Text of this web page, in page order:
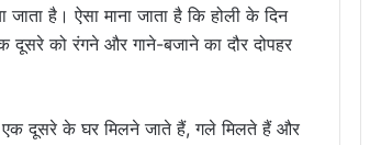
है। ऐसा माना जाता है कि होली के दिन
को रंगने और गाने-बजाने का दौर दोपहर
दूसरे के घर मिलने जाते हैं, गले मिलते हैं और